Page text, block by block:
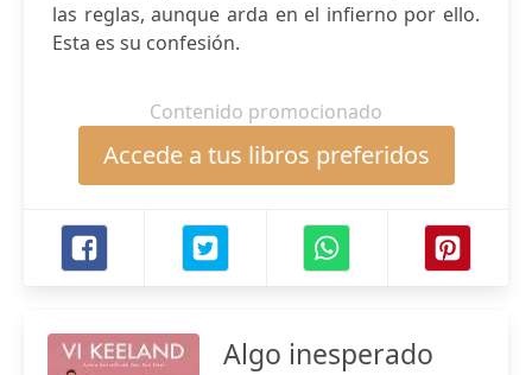
las reglas, aunque arda en el infierno por ello.
Esta es su confesión.
Contenido promocionado
Accede a tus libros preferidos
Algo inesperado